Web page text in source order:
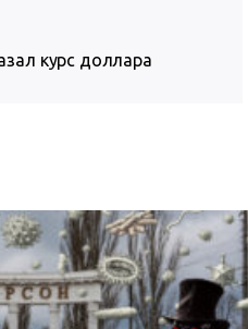
курс доллара